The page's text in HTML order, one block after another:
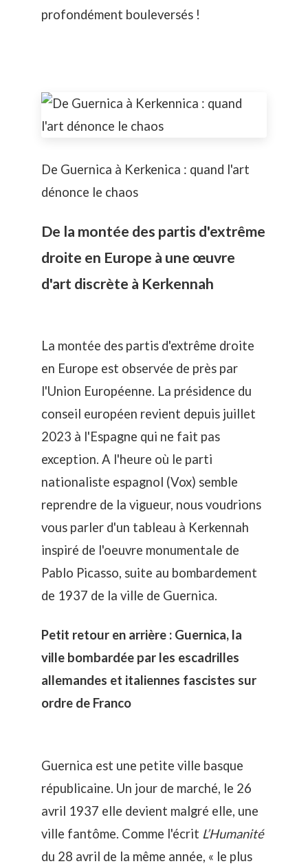
profondément bouleversés !
De Guernica à Kerkenica : quand l'art
dénonce le chaos
De la montée des partis d'extrême
droite en Europe à une œuvre
d'art discrète à Kerkennah
La montée des partis d'extrême droite
en Europe est observée de près par
l'Union Européenne. La présidence du
conseil européen revient depuis juillet
2023 à l'Espagne qui ne fait pas
exception. A l'heure où le parti
nationaliste espagnol (Vox) semble
reprendre de la vigueur, nous voudrions
vous parler d'un tableau à Kerkennah
inspiré de l'oeuvre monumentale de
Pablo Picasso, suite au bombardement
de 1937 de la ville de Guernica.
Petit retour en arrière : Guernica, la
ville bombardée par les escadrilles
allemandes et italiennes fascistes sur
ordre de Franco
Guernica est une petite ville basque
républicaine. Un jour de marché, le 26
avril 1937 elle devient malgré elle, une
ville fantôme. Comme l'écrit L’Humanité
du 28 avril de la même année, « le plus